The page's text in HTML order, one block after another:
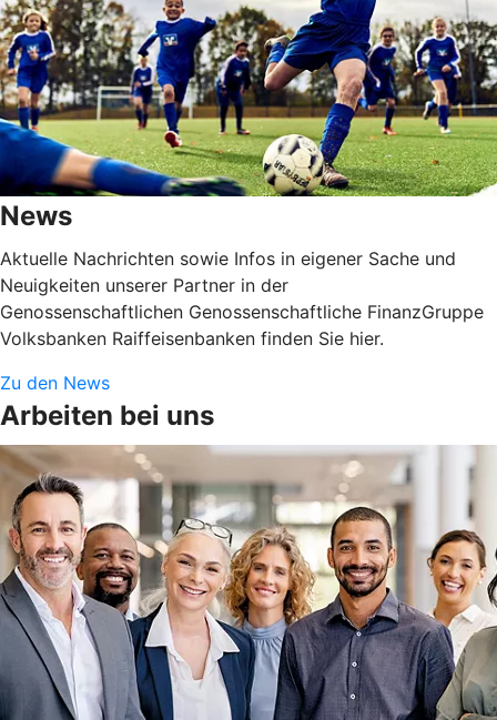
News
Aktuelle Nachrichten sowie Infos in eigener Sache und
Neuigkeiten unserer Partner in der
Genossenschaftlichen Genossenschaftliche FinanzGruppe
Volksbanken Raiffeisenbanken finden Sie hier.
Zu den News
Arbeiten bei uns